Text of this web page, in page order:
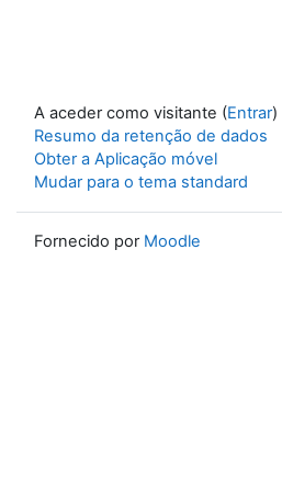
A aceder como visitante (Entrar)
Resumo da retenção de dados
Obter a Aplicação móvel
Mudar para o tema standard
Fornecido por Moodle